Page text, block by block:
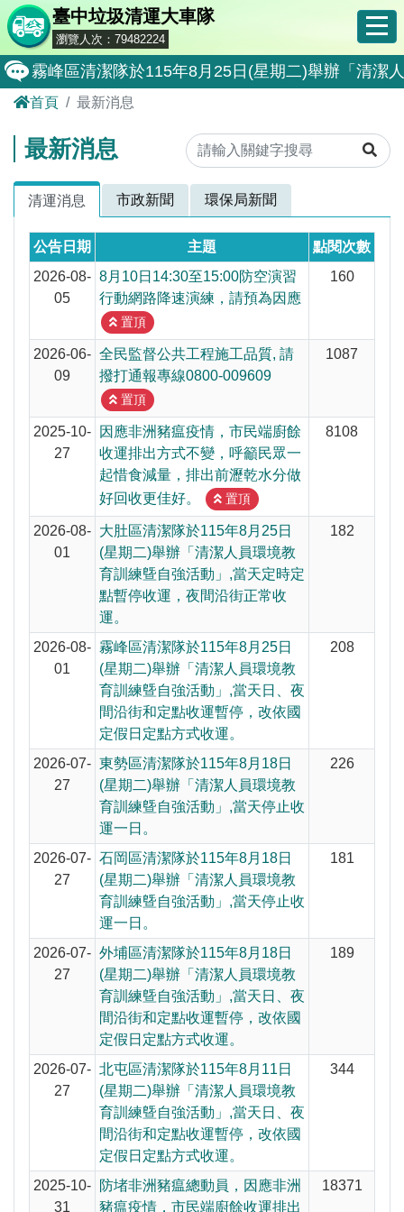
臺中垃圾清運大車隊
瀏覽人次：79482224
霧峰區清潔隊於115年8月25日(星期二)舉辦「清潔
大肚區清潔隊於115年8月25日(星期二)舉辦「清潔
北屯區清潔隊於115年8月11日(星期二)舉辦「清潔
石岡區清潔隊於115年8月18日(星期二)舉辦「清潔
東勢區清潔隊於115年8月18日(星期二)舉辦「清潔
全民監督公共工程施工品質, 請撥打通報專線0800-
防堵非洲豬瘟總動員，因應非洲豬瘟疫情，市民
因應非洲豬瘟疫情，市民端廚餘收運排出方式不變
8月10日14:30至15:00防空演習行動網路降速演練
首頁 最新消息
最新消息
清運消息 市政新聞 環保局新聞
公告日期 主題
點閱次數
2026-08-
05
8月10日14:30至15:00防空演習
行動網路降速演練，請預為因應
置頂
160
2026-06-
09
全民監督公共工程施工品質, 請
撥打通報專線0800-009609
置頂
1087
2025-10-
27
因應非洲豬瘟疫情，市民端廚餘
收運排出方式不變，呼籲民眾一
起惜食減量，排出前瀝乾水分做
好回收更佳好。
置頂
8108
2026-08-
01
大肚區清潔隊於115年8月25日
(星期二)舉辦「清潔人員環境教
育訓練曁自強活動」,當天定時定
點暫停收運，夜間沿街正常收
運。
182
2026-08-
01
霧峰區清潔隊於115年8月25日
(星期二)舉辦「清潔人員環境教
育訓練曁自強活動」,當天日、夜
間沿街和定點收運暫停，改依國
定假日定點方式收運。
208
2026-07-
27
東勢區清潔隊於115年8月18日
(星期二)舉辦「清潔人員環境教
育訓練曁自強活動」,當天停止收
運一日。
226
2026-07-
27
石岡區清潔隊於115年8月18日
(星期二)舉辦「清潔人員環境教
育訓練曁自強活動」,當天停止收
運一日。
181
2026-07-
27
外埔區清潔隊於115年8月18日
(星期二)舉辦「清潔人員環境教
育訓練曁自強活動」,當天日、夜
間沿街和定點收運暫停，改依國
定假日定點方式收運。
189
2026-07-
27
北屯區清潔隊於115年8月11日
(星期二)舉辦「清潔人員環境教
育訓練曁自強活動」,當天日、夜
間沿街和定點收運暫停，改依國
定假日定點方式收運。
344
2025-10-
31
防堵非洲豬瘟總動員，因應非洲
豬瘟疫情，市民端廚餘收運排出
18371